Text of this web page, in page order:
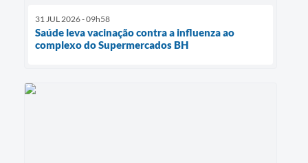
31 JUL 2026 - 09h58
Saúde leva vacinação contra a influenza ao
complexo do Supermercados BH